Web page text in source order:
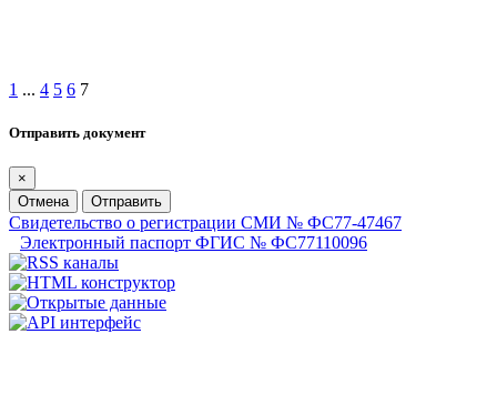
1 ... 4 5 6 7
Отправить документ
×
Отмена
Отправить
Свидетельство о регистрации СМИ № ФС77-47467
Электронный паспорт ФГИС № ФС77110096